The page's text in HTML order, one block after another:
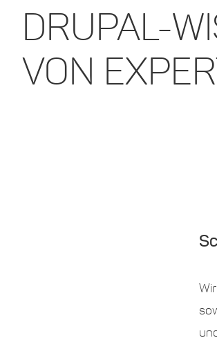
DRUPAL-
VON